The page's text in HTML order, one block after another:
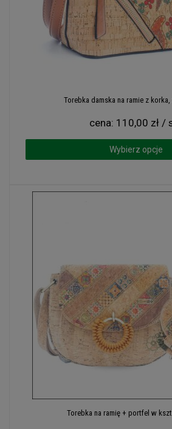
Torebka damska na ramie z
cena: 110,00 zł /
Wybierz opcje
Torebka na ramię + portfel w